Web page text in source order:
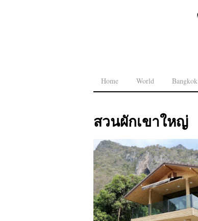
Home World Bangkok
สวนผักเขาใหญ่